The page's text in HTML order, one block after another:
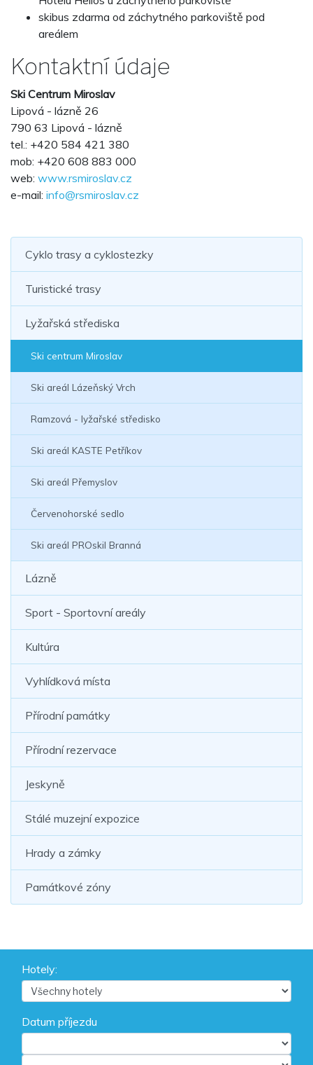
skibus zdarma od záchytného parkoviště pod
areálem
Kontaktní údaje
Ski Centrum Miroslav
Lipová - lázně 26
790 63 Lipová - lázně
tel.: +420 584 421 380
mob: +420 608 883 000
web: www.rsmiroslav.cz
e-mail: info@rsmiroslav.cz
Cyklo trasy a cyklostezky
Turistické trasy
Lyžařská střediska
Ski centrum Miroslav
Ski areál Lázeňský Vrch
Ramzová - lyžařské středisko
Ski areál KASTE Petříkov
Ski areál Přemyslov
Červenohorské sedlo
Ski areál PROskil Branná
Lázně
Sport - Sportovní areály
Kultúra
Vyhlídková místa
Přírodní památky
Přírodní rezervace
Jeskyně
Stálé muzejní expozice
Hrady a zámky
Památkové zóny
Hotely:
Datum příjezdu